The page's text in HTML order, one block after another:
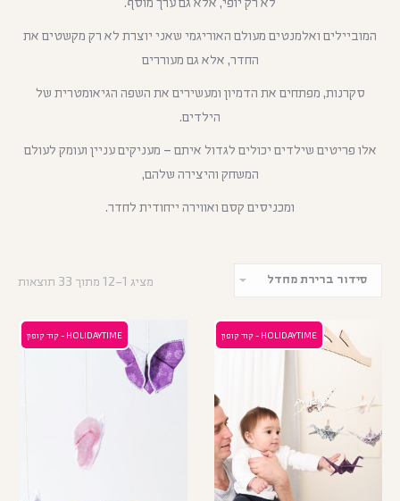
המוביילים ואלמנטים מעולם האוריגמי שאני יוצרת לא רק מקשטים את
החדר, אלא גם מעוררים
סקרנות, מפתחים את הדמיון ומעשירים את השפה הגיאומטרית של
הילדים.
אלו פריטים שילדים יכולים לגדול איתם – מעניקים עניין ועומק לעולם
המשחק והיצירה שלהם,
ומכניסים קסם ואווירה ייחודית לחדר.
מציג 1–12 מתוך 33 תוצאות
HOLIDAYTIME - קוד קופון HOLIDAYTIME - קוד קופון